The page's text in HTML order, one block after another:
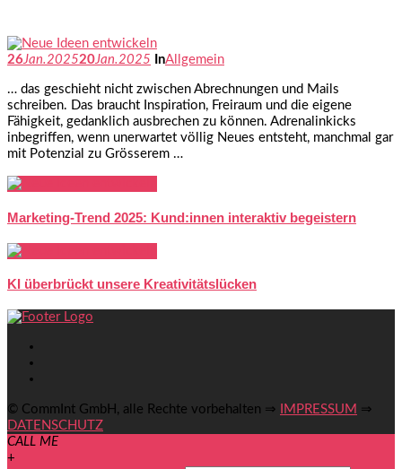
26Jan. 202520Jan. 2025 InAllgemein
… das geschieht nicht zwischen Abrechnungen und Mails
schreiben. Das braucht Inspiration, Freiraum und die eigene
Fähigkeit, gedanklich ausbrechen zu können. Adrenalinkicks
inbegriffen, wenn unerwartet völlig Neues entsteht, manchmal gar
mit Potenzial zu Grösserem …
Marketing-Trend 2025: Kund:innen interaktiv begeistern
KI überbrückt unsere Kreativitätslücken
© CommInt GmbH, alle Rechte vorbehalten ⇒ IMPRESSUM ⇒
DATENSCHUTZ
CALL ME
+